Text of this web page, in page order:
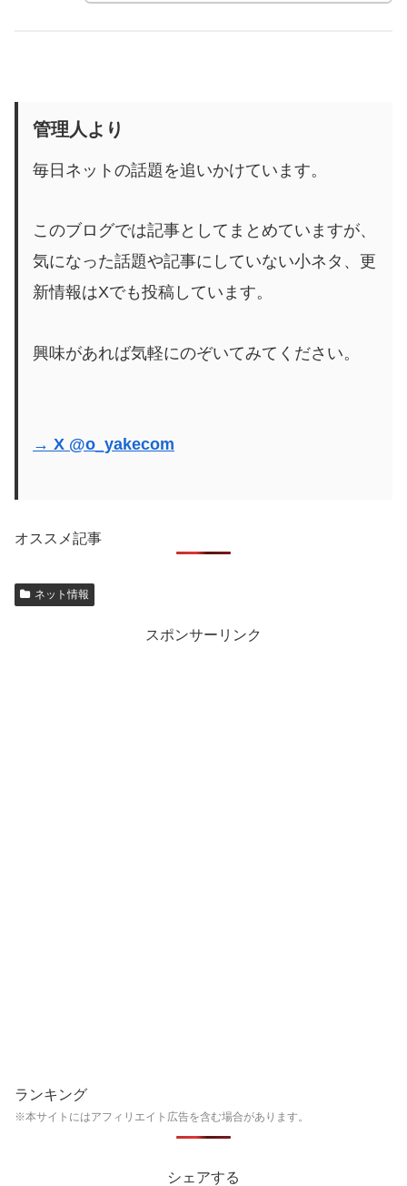
管理人より
毎日ネットの話題を追いかけています。
このブログでは記事としてまとめていますが、
気になった話題や記事にしていない小ネタ、更
新情報はXでも投稿しています。
興味があれば気軽にのぞいてみてください。
→ X @o_yakecom
オススメ記事
ネット情報
スポンサーリンク
ランキング
※本サイトにはアフィリエイト広告を含む場合があります。
シェアする